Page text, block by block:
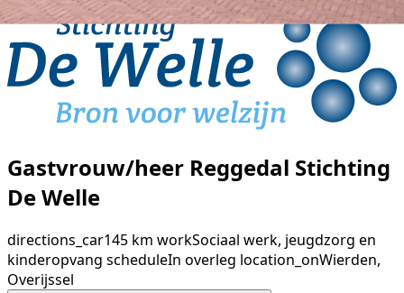
Gastvrouw/heer Reggedal Stichting
De Welle
directions_car145 km workSociaal werk, jeugdzorg en
kinderopvang scheduleIn overleg location_onWierden,
Overijssel